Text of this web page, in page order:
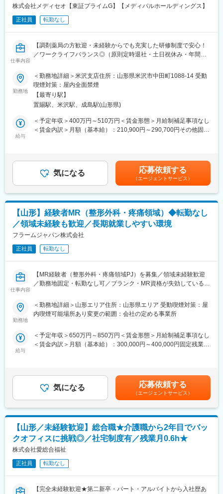
・入社2週間～1カ月 ： 先輩社員に同行し、仕事の流れを学びま
キルを習得します。
＜専門資格を取得できる＞
売者資格を取得していただきます。社内の合格率は90％となって
おり、研修を含めて会社が全面的にサポートします。
・資格取得後は、資格手当として給与にも反映されます。
※プロジェクトの状況によっては、選考保留（ご紹介できるプロジ
ェクトが出るまで保留）となる場合もございますのであらかじめ
ご認識の程よろしくお願いします※
■エリアを跨ぐ転勤なし：
初任地希望だけでなく、エリアを跨いでの転勤はないため、転勤
て、アサインを検討します。
■キャリアの選択肢を広げる働き方：
スペシャリティ領域への挑戦、新薬PJなど市場価値を高める機
会、自身の強みを活かしたPJ相談などが可能です。定期的な面談
を通じて、その時々に応じたプロジェクトを提示するなどフレキ
シブルにキャリアが形成できます。その他、本社部門（マネージ
自身の成果や頑張りが客観的に評価され、年収に反映されます。
また、在籍年数が増えると永年勤続報奨金や四半期一時金などの
手当もアップします。つまり、やりがいや努力がきちんと報われ
【サポート体制】
配属後は担当マネージャーが丁寧に支援します。日々の仕事の悩
みや、キャリア形成の相談等、伴走者として活躍をサポートしま
す。また知識・スキルレベルを上げるために様々な研修をご用意
しています。
変更の範囲：会社の定める業務
株式会社メディセオ【東証プライムG】【メディパルホールディングス】
正社員 転勤なし
仕事内容
【調剤薬局の方歓迎・未経験からでも充実した研修制度で安心！
／ワークライフバランス◎（原則定時退社・土日祝休み・年間休
■職務内容
配属先の営業所にて、管理薬剤師として営業所全体を事務的・学
術的な立場からサポートして頂きます。未経験の方もOJTなどを
通して手厚くフォローしますのでご安心ください！
■具体的な業務内容
・営業担当者（MS）への薬事研修 等
時短勤務も可能な環境のため、ママさんの活躍事例もございます
◎
※入社1年間は時短勤務不可
■ポジションの魅力
（1）ワークライフバランス：
原則定時退社・土日祝休みに加えて年間休日125日とプライベー
トと仕事の両立がしやすい環境です。
（2）働きやすい環境：
事業所には10名前後のスタッフが在籍しており、和やかな雰囲気
ため、感謝される機会が多く、スタッフの満足度も高いです。
（3）業界最大手・安定基盤：
カー と取引しており、製品ラインナップは15万種に及びます。
医師の処方が必要な医療用医薬品だけでなく、医療機器・医療材
料・臨床検査試薬など、診断、検査、治療、投薬にまで幅広く医
療に関わる商品を1,000社以上のメーカーから仕入れ、病院・診療
ます。
当社では安定供給と流通プロセス全体の効率化・最適化を実現す
る高機能物流を土台に、医療機関やメーカーの皆様をサポートす
る様々なサービス展開に取り組んでいます。
また、女性活躍推進「えるぼし認定3つ星」を取得しており、時短
勤務制度対象者の拡大や育児・介護等の家庭事情で退職された社
員が、再び当社で活躍できるジョブ・リターン制度の導入等、女
性が活躍できる環境整備に積極的に取り組んでいます。
勤務地
＜勤務地詳細＞米沢支店住所：山形県米沢市中田町1088-14 受動
喫煙対策：屋内全面禁煙
【最寄り駅】
置賜駅、米沢駅、成島駅(山形県)
給与
＜予定年収＞400万円～510万円＜賃金形態＞月給制補足事項なし
＜賃金内訳＞月額（基本給）：210,900円～290,700円その他固定
与：年2回賃金はあくまでも目安の金額であり、選考を通じて上下
する可能性があります。月給(月額)は固定手当を含めた表記です。
気になる 応募依頼する
（エージェントサービス）
【山形】経験者MR（整形外科・疼痛領域）◆転勤なし
／領域未経験も歓迎／長期就業しやすい環境
フラームジャパン株式会社
正社員 転勤なし
仕事内容
【MR経験者（整形外科・疼痛領域PJ）を募集／領域未経験歓迎
／勤務地固定・転勤なし可／ブランク・MR資格が失効している方
【はじめに】
【業務内容】
MR業務全般（新薬投入時の営業サポート等）を担当します。
各製薬企業の戦略にしたがい、上記の業務に取り組み、しっかり
とクライアントとの信頼関係を築いていきます。
【CSO所属のMRとは】
医薬品・医療機器メーカーなどから依頼を受け、クライアントの
営業活動を受託する企業のことです。
正社員のMRとして働きながら、経験次第でメーカー側への転籍の
チャンスもございます◎
【魅力ポイント】
勤務地
＜勤務地詳細＞山形エリア住所：山形県エリア 受動喫煙対策：屋
内喫煙可能場所あり変更の範囲：会社の定める事業所
給与
＜予定年収＞650万円～850万円＜賃金形態＞月給制補足事項なし
＜賃金内訳＞月額（基本給）：300,000円～400,000円固定残業手
給与補足＞※給与詳細は経験・能力・資格等を踏まえて同社規定に
より決定■昇給：年1回賃金はあくまでも目安の金額であり、選考
を通じて上下する可能性があります。月給(月額)は固定手当を含め
た表記です。
気になる 応募依頼する
（エージェントサービス）
【山形／未経験歓迎】総合職★介護職から2年目でバッ
クオフィスに挑戦◎／社宅制度有／残業月0.6h★
株式会社愛総合福祉
正社員 転勤なし
【完全未経験歓迎★第二新卒・パート・アルバイトから入社歴あ